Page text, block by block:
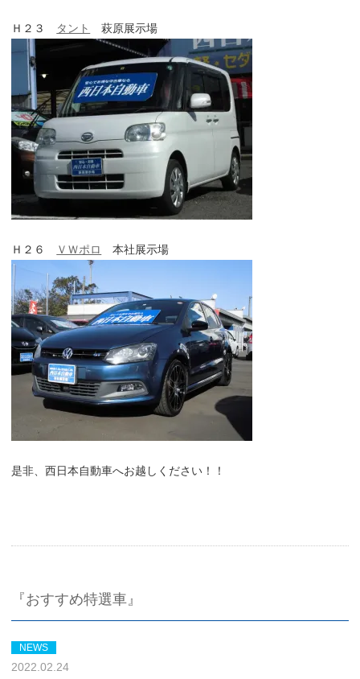
Ｈ２３ タント 萩原展示場
Ｈ２６ ＶＷポロ 本社展示場
是非、西日本自動車へお越しください！！
『おすすめ特選車』
NEWS
2022.02.24